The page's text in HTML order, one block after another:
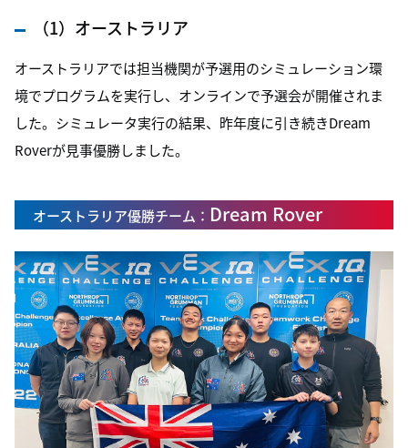
（1）オーストラリア
オーストラリアでは担当機関が予選用のシミュレーション環
境でプログラムを実行し、オンラインで予選会が開催されま
した。シミュレータ実行の結果、昨年度に引き続きDream
Roverが見事優勝しました。
オーストラリア優勝チーム： Dream Rover